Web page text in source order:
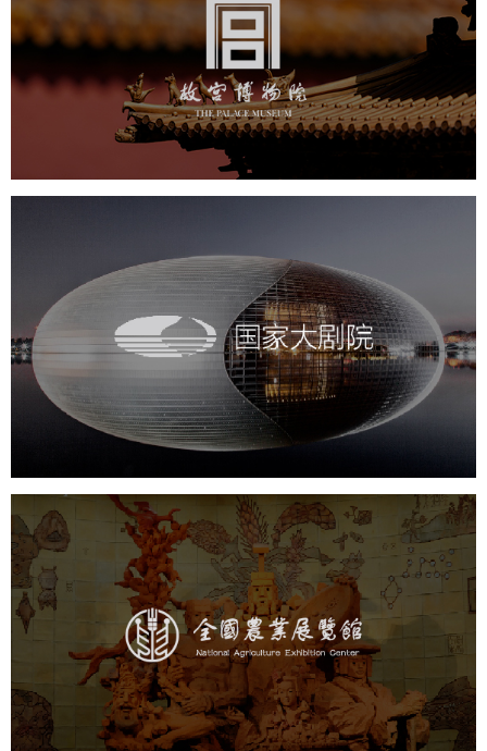
文化艺术 博物馆 智慧博物馆
博物馆网站建设
景区网站建设
文创商城 万能专题 网站代运营
国家大剧院
文化艺术 剧院 智慧展馆 展馆网站建设
农业展览馆
文化艺术 展馆网站建设
博物馆展厅设计
数字博物馆建设
展厅空间设计
企业展厅设计
公司展厅设计
北京展厅设计 产品展厅设计